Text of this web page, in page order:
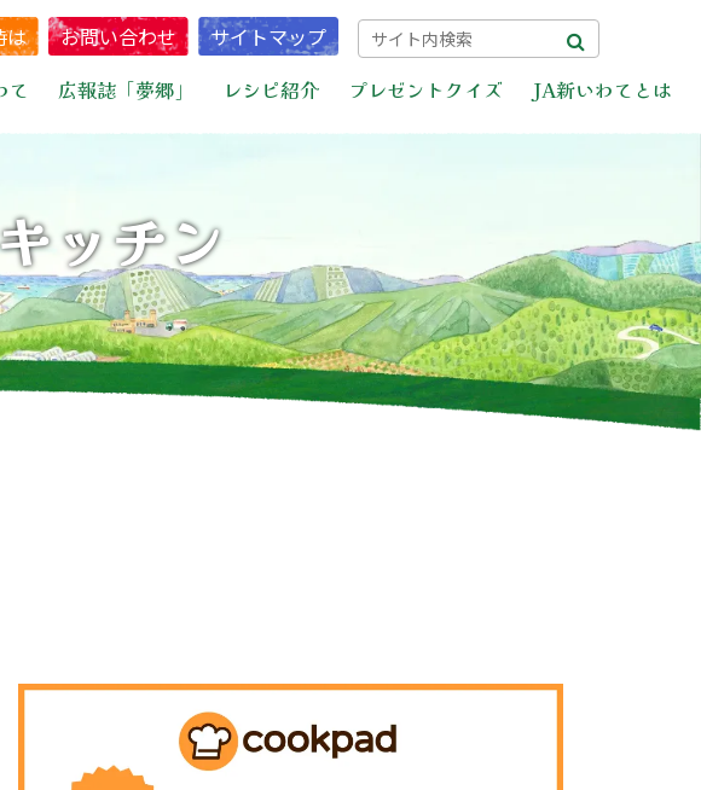
は お問い合わせ
サイトマップ
て 広報誌「夢郷」 レシピ紹介 プレゼントクイズ JA新いわてとは
ッチン